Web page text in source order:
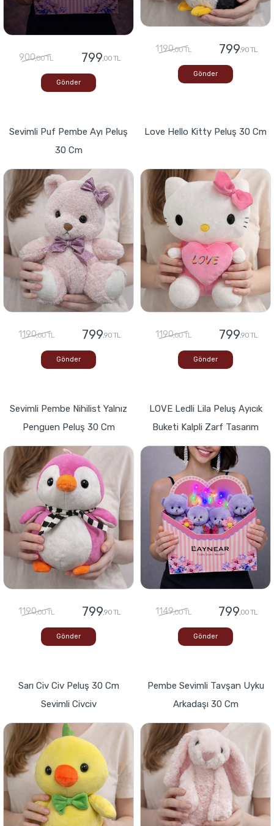
900,00 TL 799,00 TL
Gönder
1190,00 TL 799,90 TL
Gönder
Sevimli Puf Pembe Ayı Peluş
30 Cm
1190,00 TL 799,90 TL
Gönder
Love Hello Kitty Peluş 30 Cm
1190,00 TL 799,90 TL
Gönder
Sevimli Pembe Nihilist Yalnız
Penguen Peluş 30 Cm
1190,00 TL 799,90 TL
Gönder
LOVE Ledli Lila Peluş Ayıcık
Buketi Kalpli Zarf Tasarım
1149,00 TL 799,00 TL
Gönder
Sarı Civ Civ Peluş 30 Cm
Sevimli Civciv
Pembe Sevimli Tavşan Uyku
Arkadaşı 30 Cm